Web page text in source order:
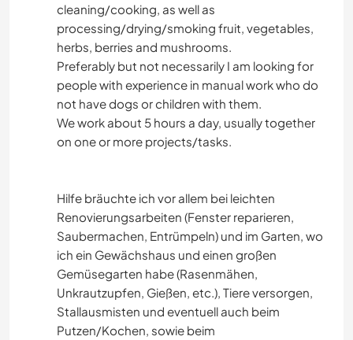
NATURE
CAMPING
ACTIVITÉS EN PLEIN AIR
cleaning/cooking, as well as
processing/drying/smoking fruit, vegetables,
herbs, berries and mushrooms.
Preferably but not necessarily I am looking for
people with experience in manual work who do
not have dogs or children with them.
We work about 5 hours a day, usually together
on one or more projects/tasks.
Hilfe bräuchte ich vor allem bei leichten
Renovierungsarbeiten (Fenster reparieren,
Saubermachen, Entrümpeln) und im Garten, wo
ich ein Gewächshaus und einen großen
Gemüsegarten habe (Rasenmähen,
Unkrautzupfen, Gießen, etc.), Tiere versorgen,
Stallausmisten und eventuell auch beim
Putzen/Kochen, sowie beim